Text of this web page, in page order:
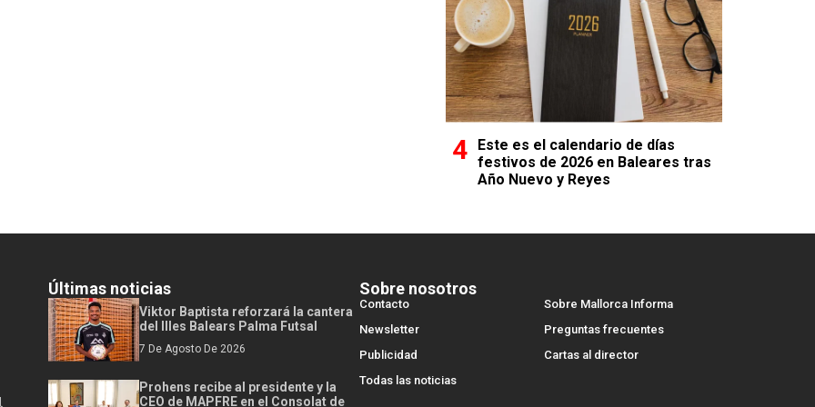
Este es el calendario de días
festivos de 2026 en Baleares tras
Año Nuevo y Reyes
Últimas noticias
Viktor Baptista reforzará la cantera
del Illes Balears Palma Futsal
7 De Agosto De 2026
Prohens recibe al presidente y la
CEO de MAPFRE en el Consolat de
Sobre nosotros
Contacto
Sobre Mallorca Informa
Newsletter
Preguntas frecuentes
Publicidad
Cartas al director
Todas las noticias